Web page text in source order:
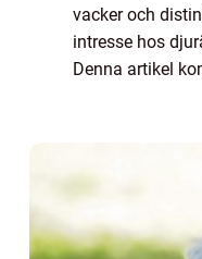
vacker och
intresse hos
Denna artikel